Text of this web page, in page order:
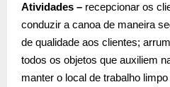
Atividades – recepcionar os
conduzir a canoa de maneira
de qualidade aos clientes;
todos os objetos que auxiliem
manter o local de trabalho